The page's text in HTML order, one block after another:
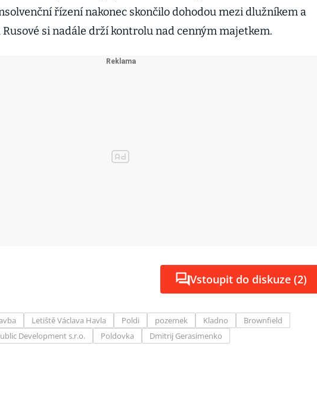
řízení nakonec skončilo dohodou mezi dlužníkem a
si nadále drží kontrolu nad cenným majetkem.
Vstoupit do diskuze (2)
Letiště Václava Havla Poldi pozemek Kladno
Brownfield
Development s.r.o.
Poldovka Dmitrij Gerasimenko